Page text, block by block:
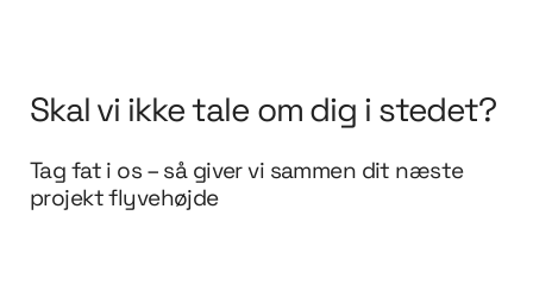
Skal vi ikke tale om dig i stedet?
Tag fat i os – så giver vi sammen dit næste
projekt flyvehøjde